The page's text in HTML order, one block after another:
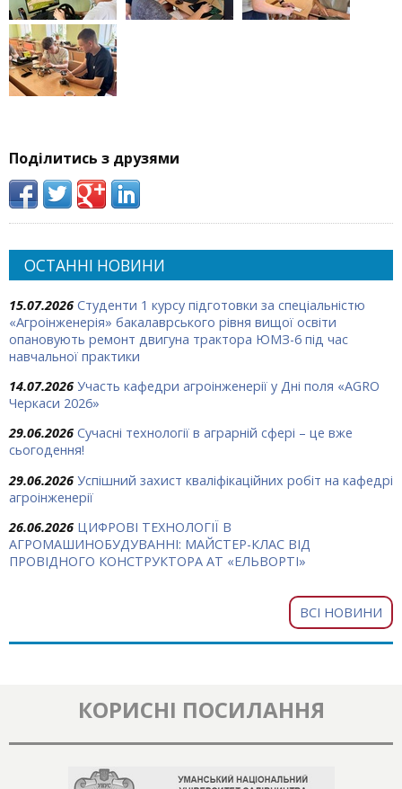
Поділитись з друзями
ОСТАННІ НОВИНИ
15.07.2026 Студенти 1 курсу підготовки за спеціальністю
«Агроінженерія» бакалаврського рівня вищої освіти
опановують ремонт двигуна трактора ЮМЗ-6 під час
навчальної практики
14.07.2026 Участь кафедри агроінженерії у Дні поля «AGRO
Черкаси 2026»
29.06.2026 Сучасні технології в аграрній сфері – це вже
сьогодення!
29.06.2026 Успішний захист кваліфікаційних робіт на кафедрі
агроінженерії
26.06.2026 ЦИФРОВІ ТЕХНОЛОГІЇ В
АГРОМАШИНОБУДУВАННІ: МАЙСТЕР-КЛАС ВІД
ПРОВІДНОГО КОНСТРУКТОРА АТ «ЕЛЬВОРТІ»
ВСІ НОВИНИ
КОРИСНІ ПОСИЛАННЯ